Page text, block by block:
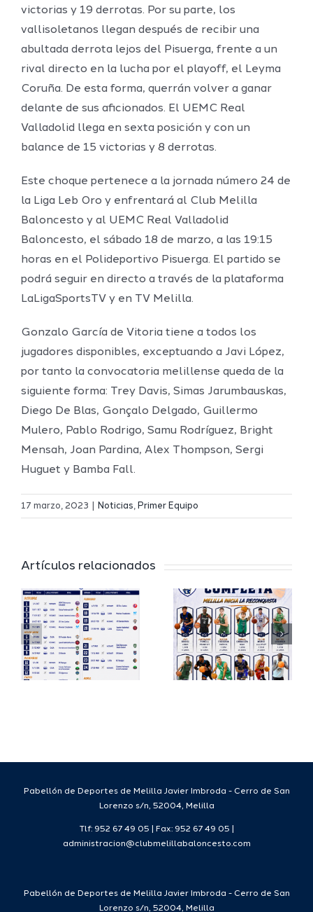
victorias y 19 derrotas. Por su parte, los
vallisoletanos llegan después de recibir una
abultada derrota lejos del Pisuerga, frente a un
rival directo en la lucha por el playoff, el Leyma
Coruña. De esta forma, querrán volver a ganar
delante de sus aficionados. El UEMC Real
Valladolid llega en sexta posición y con un
balance de 15 victorias y 8 derrotas.
Este choque pertenece a la jornada número 24 de
la Liga Leb Oro y enfrentará al Club Melilla
Baloncesto y al UEMC Real Valladolid
Baloncesto, el sábado 18 de marzo, a las 19:15
horas en el Polideportivo Pisuerga. El partido se
podrá seguir en directo a través de la plataforma
LaLigaSportsTV y en TV Melilla.
Gonzalo García de Vitoria tiene a todos los
jugadores disponibles, exceptuando a Javi López,
por tanto la convocatoria melillense queda de la
siguiente forma: Trey Davis, Simas Jarumbauskas,
Diego De Blas, Gonçalo Delgado, Guillermo
Mulero, Pablo Rodrigo, Samu Rodríguez, Bright
Mensah, Joan Pardina, Alex Thompson, Sergi
Huguet y Bamba Fall.
17 marzo, 2023 Noticias, Primer Equipo
Artículos relacionados
El Melilla
del
Deporte
completa
su
proyecto
FEB y la
Copa
España
FEB para
2026/27
Pabellón de Deportes de Melilla Javier Imbroda - Cerro de San
Lorenzo s/n, 52004, Melilla
Tlf: 952 67 49 05 | Fax: 952 67 49 05 |
administracion@clubmelillabaloncesto.com
Pabellón de Deportes de Melilla Javier Imbroda - Cerro de San
Lorenzo s/n, 52004, Melilla